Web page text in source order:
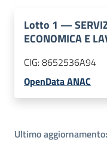
Lotto 1 —
ECONOMICA E
CIG:8652536A94
OpenData ANAC
Ultimo aggiornamento: